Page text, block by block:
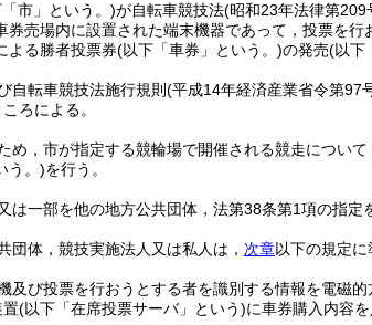
市」という。)が自転車競技法(昭和23年法律第209
券売場内に設置された端末機器であって，投票を
よる勝者投票券(以下「車券」という。)の発売(以下
自転車競技法施行規則 (平成14年経済産業省令第97
ろによる。
め，市が指定する競輪場で開催される競走につい
う。)を行う。
は一部を他の地方公共団体，法第38条第1項の指定
団体，競技実施法人又は私人は， 次章以下の規定に
及び投票を行おうとする者を識別する情報を電磁
置(以下「在席投票サーバ」という)に車券購入内容を